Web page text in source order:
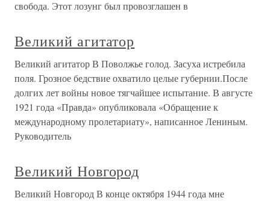
свобода. Этот лозунг был провозглашен в
Великий агитатор
Великий агитатор В Поволжье голод. Засуха истребила
поля. Грозное бедствие охватило целые губернии.После
долгих лет войны новое тягчайшее испытание. В августе
1921 года «Правда» опубликовала «Обращение к
международному пролетариату», написанное Лениным.
Руководитель
Великий Новгород
Великий Новгород В конце октября 1944 года мне